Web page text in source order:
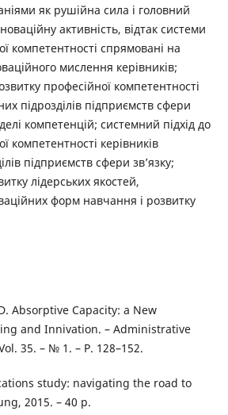
як рушійна сила і головний
активність, відтак системи
компетентності спрямовані на
мислення керівників;
професійної компетентності
підрозділів підприємств сфери
компетенцій; системний підхід до
компетентності керівників
підприємств сфери зв’язку;
лідерських якостей,
форм навчання і розвитку
Absorptive Capacity: a New
and Innivation. – Administrative
35. – № 1. – P. 128–152.
study: navigating the road to
2015. – 40 p.